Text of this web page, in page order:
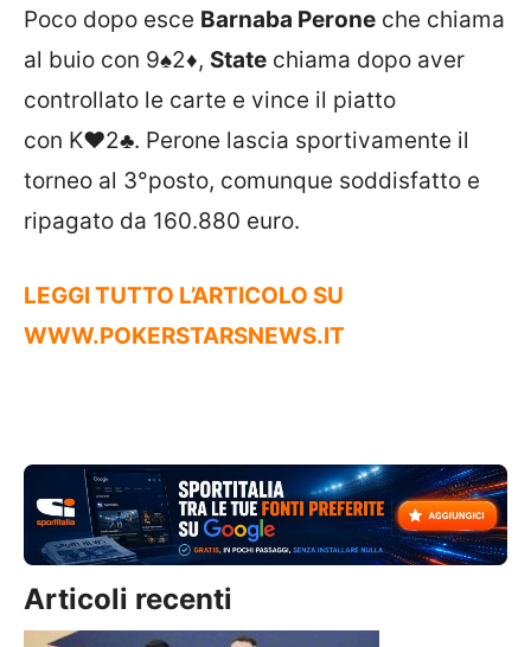
Poco dopo esce Barnaba Perone che chiama
al buio con 9♠2♦, State chiama dopo aver
controllato le carte e vince il piatto
con K♥2♣. Perone lascia sportivamente il
torneo al 3°posto, comunque soddisfatto e
ripagato da 160.880 euro.
LEGGI TUTTO L’ARTICOLO SU
WWW.POKERSTARSNEWS.IT
Articoli recenti